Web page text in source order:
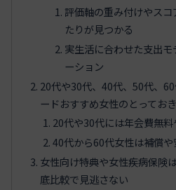
評価軸の重み付けやス
たりが見つかる
実生活に合わせた支出
ーション
20代や30代、40代、50代、
ードおすすめ女性のとってお
20代や30代には年会費無
40代から60代女性は補償
女性向け特典や女性疾病保険
底比較で見逃さない